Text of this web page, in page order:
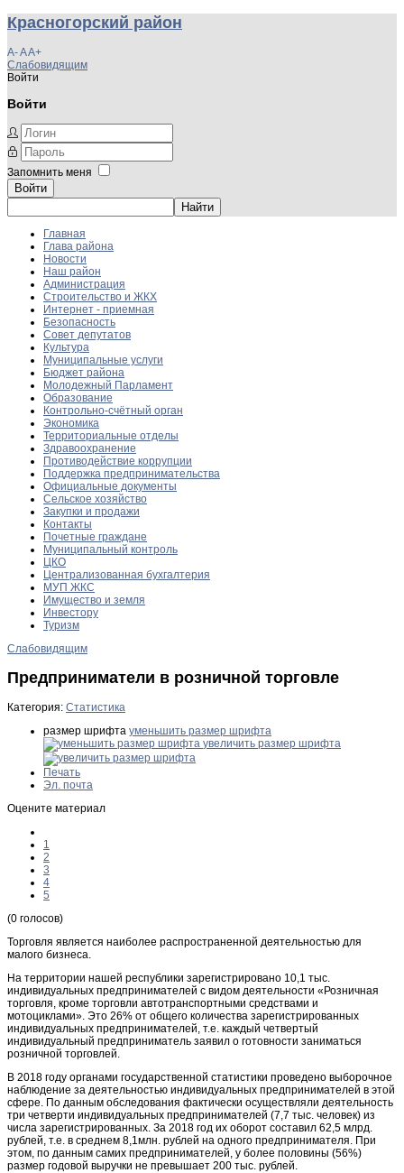
Красногорский район
A-AA+
Слабовидящим
Войти
Войти
Запомнить меня
Войти
Главная
Глава района
Новости
Наш район
Администрация
Строительство и ЖКХ
Интернет - приемная
Безопасность
Совет депутатов
Культура
Муниципальные услуги
Бюджет района
Молодежный Парламент
Образование
Контрольно-счётный орган
Экономика
Территориальные отделы
Здравоохранение
Противодействие коррупции
Поддержка предпринимательства
Официальные документы
Сельское хозяйство
Закупки и продажи
Контакты
Почетные граждане
Муниципальный контроль
ЦКО
Централизованная бухгалтерия
МУП ЖКС
Имущество и земля
Инвестору
Туризм
Слабовидящим
Предприниматели в розничной торговле
Категория: Статистика
размер шрифта уменьшить размер шрифта
увеличить размер шрифта
Печать
Эл. почта
Оцените материал
1
2
3
4
5
(0 голосов)
Торговля является наиболее распространенной деятельностью для
малого бизнеса.
На территории нашей республики зарегистрировано 10,1 тыс.
индивидуальных предпринимателей с видом деятельности «Розничная
торговля, кроме торговли автотранспортными средствами и
мотоциклами». Это 26% от общего количества зарегистрированных
индивидуальных предпринимателей, т.е. каждый четвертый
индивидуальный предприниматель заявил о готовности заниматься
розничной торговлей.
В 2018 году органами государственной статистики проведено выборочное
наблюдение за деятельностью индивидуальных предпринимателей в этой
сфере. По данным обследования фактически осуществляли деятельность
три четверти индивидуальных предпринимателей (7,7 тыс. человек) из
числа зарегистрированных. За 2018 год их оборот составил 62,5 млрд.
рублей, т.е. в среднем 8,1млн. рублей на одного предпринимателя. При
этом, по данным самих предпринимателей, у более половины (56%)
размер годовой выручки не превышает 200 тыс. рублей.